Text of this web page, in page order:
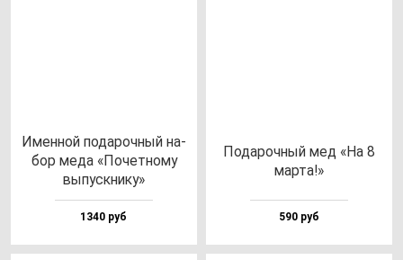
Имен­ной по­да­роч­ный на­
бор ме­да «Почет­но­му
вы­пус­кни­ку»
1340 руб
Пода­роч­ный мед «На 8
мар­та!»
590 руб